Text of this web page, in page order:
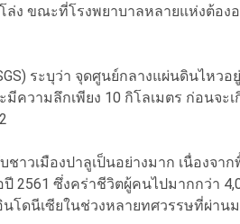
ล่ง ขณะที่โรงพยาบาลหลายแห่งต้อง
ระบุว่า จุดศูนย์กลางแผ่นดินไหวอ
ความลึกเพียง 10 กิโลเมตร ก่อนจะ
าวเมืองปาลูเป็นอย่างมาก เนื่องจ
2561 ซึ่งคร่าชีวิตผู้คนไปมากกว่า
โดนีเซียในช่วงหลายทศวรรษที่ผ่านม